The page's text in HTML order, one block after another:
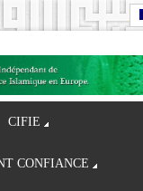
CIFIE
CONFIANCE